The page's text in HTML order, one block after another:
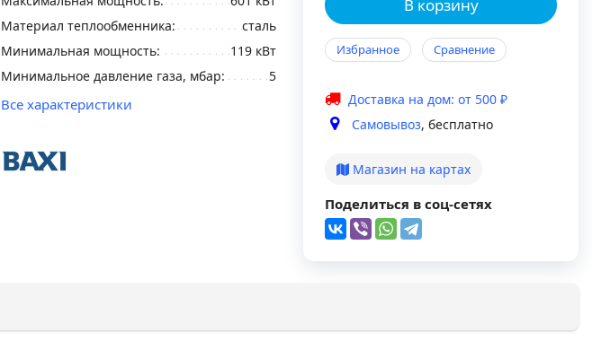
В корзину
Избранное Сравнение
Доставка на дом: от 500 ₽
Самовывоз, бесплатно
Магазин на картах
Поделиться в соц-сетях
Материал теплообменника:
сталь
Минимальная мощность:
119 кВт
Минимальное давление газа, мбар:
5
Все характеристики